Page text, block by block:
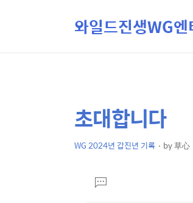
와일드진생WG
상
세
컨
본
문
제
초대합니다
WG 2024년 갑진년 기록 by草心
댓
글